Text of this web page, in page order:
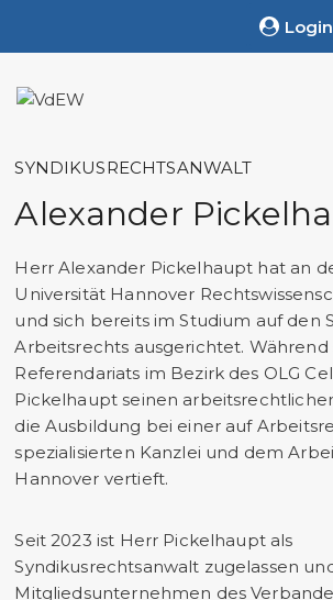
SYNDIKUSRECHTSANWALT
Alexander
Herr Alexander Pickelhaupt hat an
Universität Hannover
und sich bereits im Studium auf den
Arbeitsrechts ausgerichtet. Während
Referendariats im Bezirk des OLG
Pickelhaupt seinen
die Ausbildung bei einer auf
spezialisierten Kanzlei und dem
Hannover vertieft.
Seit 2023 ist Herr Pickelhaupt als
Syndikusrechtsanwalt zugelassen
Mitgliedsunternehmen des